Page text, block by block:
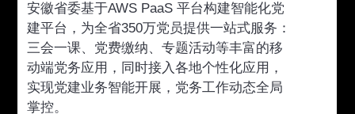
安徽省委基于AWS PaaS 平台构建智能化党
建平台，为全省350万党员提供一站式服务：
三会一课、党费缴纳、专题活动等丰富的移
动端党务应用，同时接入各地个性化应用，
实现党建业务智能开展，党务工作动态全局
掌控。